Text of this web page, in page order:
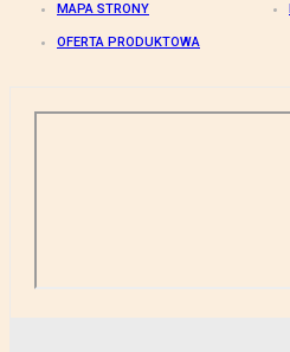
MAPA STRONY
OFERTA PRODUKTOWA